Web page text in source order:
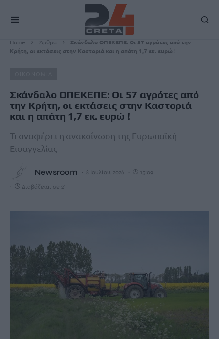
Home Άρθρα
Σκάνδαλο ΟΠΕΚΕΠΕ: Oι 57 αγρότες από την
Κρήτη, oι εκτάσεις στην Καστοριά και η απάτη 1,7 εκ. ευρώ !
Σκάνδαλο ΟΠΕΚΕΠΕ: Oι 57 αγρότες από
την Κρήτη, oι εκτάσεις στην Καστοριά
και η απάτη 1,7 εκ. ευρώ !
Τι αναφέρει η ανακοίνωση της Ευρωπαϊκή
Εισαγγελίας
Newsroom 8 Ιουλίου, 2026 15:09
Διαβάζεται σε 2'